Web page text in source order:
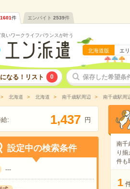
1601件 エンバイト 2539件
良いワークライフバランスが叶う
北海道版 エ
なる！リスト 0 保存した希望条
北海道 北海道 南千歳駅周辺 南千歳駅周
: 1,437 円
設定中の検索条件
---
南千
り揃
件も
1